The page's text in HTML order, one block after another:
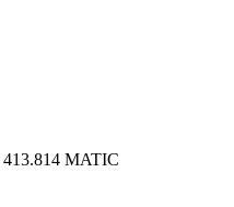
413.814 MATIC